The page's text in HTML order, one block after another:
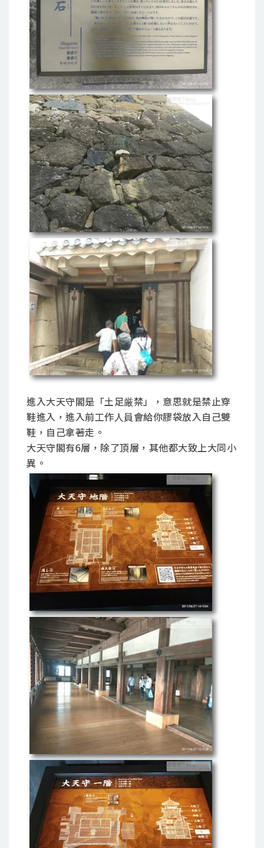
進入大天守閣是「土足厳禁」，意思就是禁止穿
鞋進入，進入前工作人員會給你膠袋放入自己雙
鞋，自己拿著走。
大天守閣有6層，除了頂層，其他都大致上大同小
異。